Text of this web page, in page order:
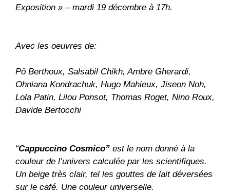
Exposition » – mardi 19 décembre à 17h.
Avec les oeuvres de:
Pô Berthoux, Salsabil Chikh, Ambre Gherardi,
Ohniana Kondrachuk, Hugo Mahieux, Jiseon Noh,
Lola Patin, Lilou Ponsot, Thomas Roget, Nino Roux,
Davide Bertocchi
“Cappuccino Cosmico” est le nom donné à la
couleur de l’univers calculée par les scientifiques.
Un beige très clair, tel les gouttes de lait déversées
sur le café. Une couleur universelle.